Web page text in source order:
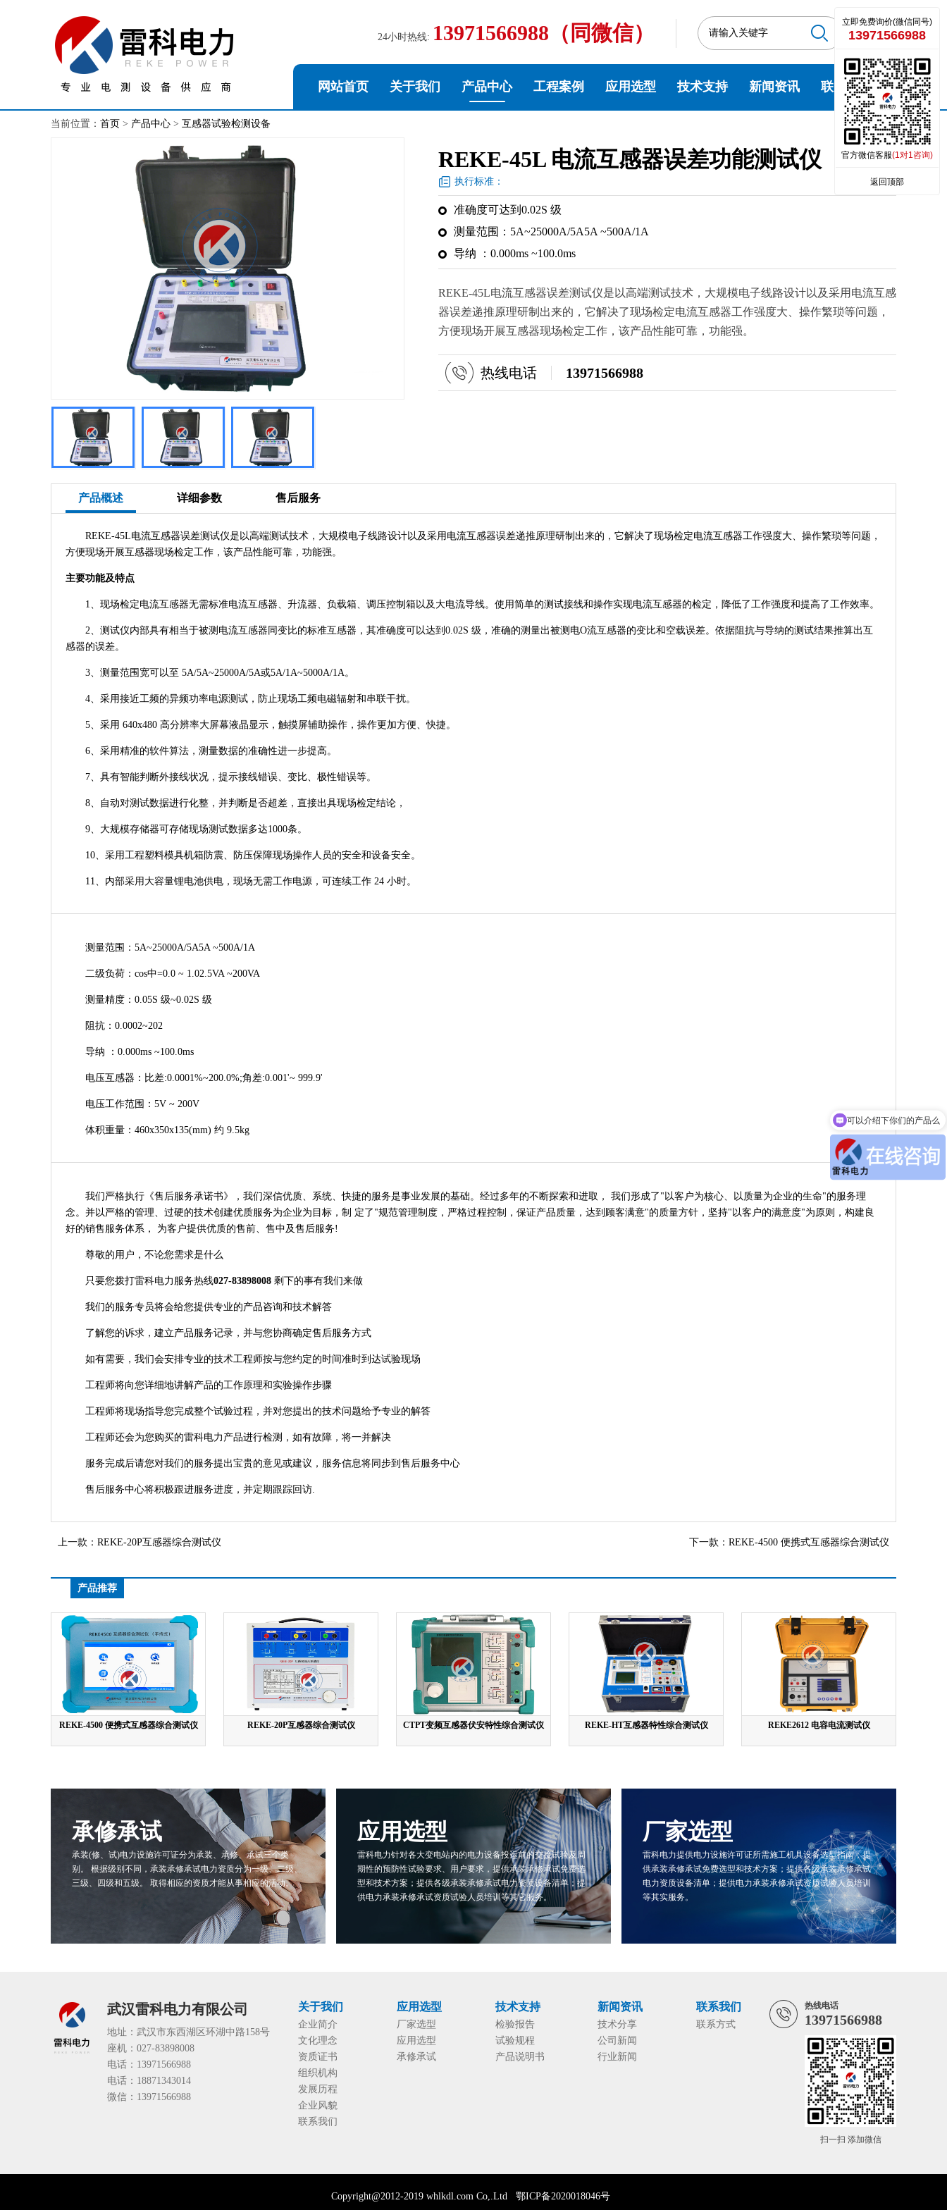
24小时热线: 13971566988（同微信）
网站首页 关于我们 产品中心 工程案例 应用选型 技术支持 新闻资讯 联系我们
当前位置： 首页 > 产品中心 > 互感器试验检测设备
REKE-45L 电流互感器误差功能测试仪
执行标准：
准确度可达到0.02S 级
测量范围：5A~25000A/5A5A ~500A/1A
导纳 ：0.000ms ~100.0ms
REKE-45L电流互感器误差测试仪是以高端测试技术，大规模电子线路设计以及采用电流互感
器误差递推原理研制出来的，它解决了现场检定电流互感器工作强度大、操作繁琐等问题，
方便现场开展互感器现场检定工作，该产品性能可靠，功能强。
热线电话 13971566988
产品概述 详细参数 售后服务
REKE-45L电流互感器误差测试仪是以高端测试技术，大规模电子线路设计以及采用电流互感器误差递推原理研制出来的，它解决了现场检定电流互感器工作强度大、操作繁琐等问题，
方便现场开展互感器现场检定工作，该产品性能可靠，功能强。
主要功能及特点
1、现场检定电流互感器无需标准电流互感器、升流器、负载箱、调压控制箱以及大电流导线。使用简单的测试接线和操作实现电流互感器的检定，降低了工作强度和提高了工作效率。
2、测试仪内部具有相当于被测电流互感器同变比的标准互感器，其准确度可以达到0.02S 级，准确的测量出被测电O流互感器的变比和空载误差。依据阻抗与导纳的测试结果推算出互
感器的误差。
3、测量范围宽可以至 5A/5A~25000A/5A或5A/1A~5000A/1A。
4、采用接近工频的异频功率电源测试，防止现场工频电磁辐射和串联干扰。
5、采用 640x480 高分辨率大屏幕液晶显示，触摸屏辅助操作，操作更加方便、快捷。
6、采用精准的软件算法，测量数据的准确性进一步提高。
7、具有智能判断外接线状况，提示接线错误、变比、极性错误等。
8、自动对测试数据进行化整，并判断是否超差，直接出具现场检定结论，
9、大规模存储器可存储现场测试数据多达1000条。
10、采用工程塑料模具机箱防震、防压保障现场操作人员的安全和设备安全。
11、内部采用大容量锂电池供电，现场无需工作电源，可连续工作 24 小时。
测量范围：5A~25000A/5A5A ~500A/1A
二级负荷：cos中=0.0 ~ 1.02.5VA ~200VA
测量精度：0.05S 级~0.02S 级
阻抗：0.0002~202
导纳 ：0.000ms ~100.0ms
电压互感器：比差:0.0001%~200.0%;角差:0.001'~ 999.9'
电压工作范围：5V ~ 200V
体积重量：460x350x135(mm) 约 9.5kg
我们严格执行《售后服务承诺书》，我们深信优质、系统、快捷的服务是事业发展的基础。经过多年的不断探索和进取， 我们形成了"以客户为核心、以质量为企业的生命"的服务理
念。并以严格的管理、过硬的技术创建优质服务为企业为目标，制 定了"规范管理制度，严格过程控制，保证产品质量，达到顾客满意"的质量方针，坚持"以客户的满意度"为原则，构建良
好的销售服务体系， 为客户提供优质的售前、售中及售后服务!
尊敬的用户，不论您需求是什么
只要您拨打雷科电力服务热线027-83898008 剩下的事有我们来做
我们的服务专员将会给您提供专业的产品咨询和技术解答
了解您的诉求，建立产品服务记录，并与您协商确定售后服务方式
如有需要，我们会安排专业的技术工程师按与您约定的时间准时到达试验现场
工程师将向您详细地讲解产品的工作原理和实验操作步骤
工程师将现场指导您完成整个试验过程，并对您提出的技术问题给予专业的解答
工程师还会为您购买的雷科电力产品进行检测，如有故障，将一并解决
服务完成后请您对我们的服务提出宝贵的意见或建议，服务信息将同步到售后服务中心
售后服务中心将积极跟进服务进度，并定期跟踪回访.
上一款： REKE-20P互感器综合测试仪 下一款： REKE-4500 便携式互感器综合测试仪
产品推荐
REKE-4500 便携式互感器综合测试仪 REKE-20P互感器综合测试仪 CTPT变频互感器伏安特性综合测试仪 REKE-HT互感器特性综合测试仪 REKE2612 电容电流测试仪
承修承试
承装(修、试)电力设施许可证分为承装、承修、承试三个类
别。 根据级别不同，承装承修承试电力资质分为一级、二级、
三级、四级和五级。 取得相应的资质才能从事相应的活动。
应用选型
雷科电力针对各大变电站内的电力设备投运前的交接试验及周
期性的预防性试验要求、用户要求，提供承装承修承试免费选
型和技术方案；提供各级承装承修承试电力资质设备清单；提
供电力承装承修承试资质试验人员培训等其它服务。
厂家选型
雷科电力提供电力设施许可证所需施工机具设备选型指南；提
供承装承修承试免费选型和技术方案；提供各级承装承修承试
电力资质设备清单；提供电力承装承修承试资质试验人员培训
等其实服务。
武汉雷科电力有限公司
地址：武汉市东西湖区环湖中路158号
座机：027-83898008
电话：13971566988
电话：18871343014
微信：13971566988
关于我们
企业简介
文化理念
资质证书
组织机构
发展历程
企业风貌
联系我们
应用选型
厂家选型
应用选型
承修承试
技术支持
检验报告
试验规程
产品说明书
新闻资讯
技术分享
公司新闻
行业新闻
联系我们
联系方式
热线电话
13971566988
扫一扫 添加微信
Copyright@2012-2019 whlkdl.com Co,.Ltd 鄂ICP备2020018046号
立即免费询价(微信同号)
13971566988
官方微信客服(1对1咨询)
返回顶部
可以介绍下你们的产品么
你们是怎么收费的呢